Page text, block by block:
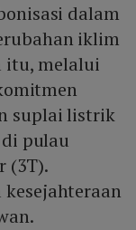
dalam
iklim
itu, melalui
suplai listrik
pulau
(3T).